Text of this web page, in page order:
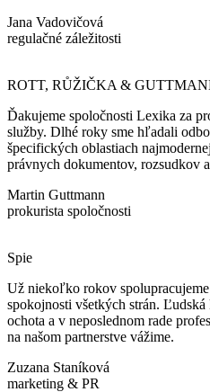
Jana Vadovičová
regulačné záležitosti
ROTT, RŮŽIČKA &
Ďakujeme spoločnosti Lexika za
služby. Dlhé roky sme hľadali
špecifických oblastiach
právnych dokumentov, rozsudkov
Martin Guttmann
prokurista spoločnosti
Spie
Už niekoľko rokov
spokojnosti všetkých strán.
ochota a v neposlednom rade
na našom partnerstve vážime.
Zuzana Staníková
marketing & PR